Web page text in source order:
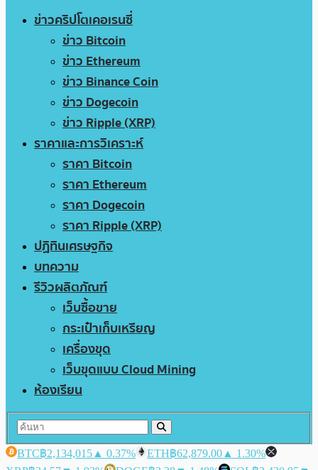
ข่าวคริปโตเคอเรนซี่
ข่าว Bitcoin
ข่าว Ethereum
ข่าว Binance Coin
ข่าว Dogecoin
ข่าว Ripple (XRP)
ราคาและการวิเคราะห์
ราคา Bitcoin
ราคา Ethereum
ราคา Dogecoin
ราคา Ripple (XRP)
ปฏิทินเศรษฐกิจ
บทความ
รีวิวผลิตภัณฑ์
เว็บซื้อขาย
กระเป๋าเก็บเหรียญ
เครื่องขุด
เว็บขุดแบบ Cloud Mining
ห้องเรียน
BTC฿2,134,015 ▲ 0.37% ETH฿62,879.00 ▲ 1.30%